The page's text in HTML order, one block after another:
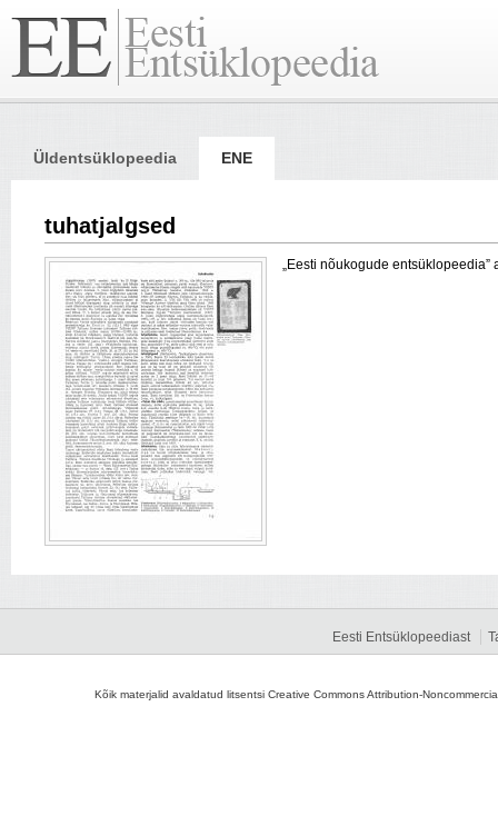
Üldentsüklopeedia ENE
tuhatjalgsed
„Eesti nõukogude
Eesti Entsüklopeediast
Kõik materjalid avaldatud litsentsi Creative Commons Attribution-